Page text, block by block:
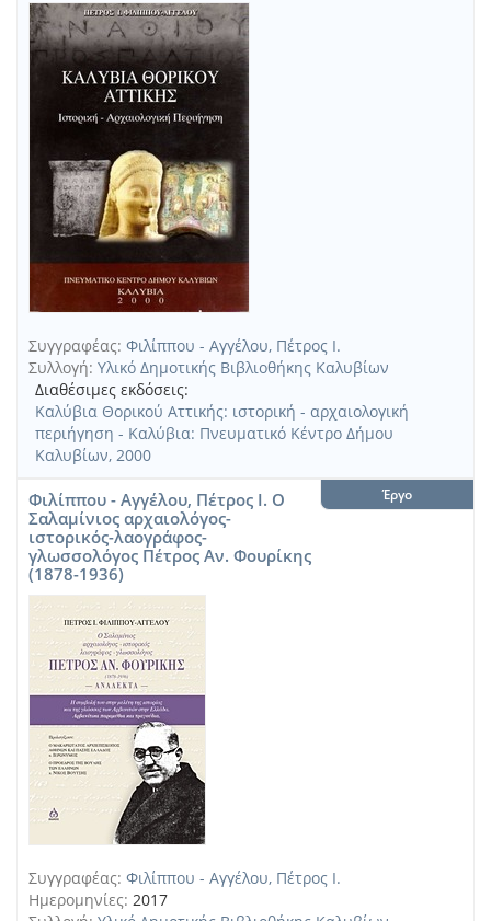
Συγγραφέας: Φιλίππου - Αγγέλου, Πέτρος Ι.
Συλλογή: Υλικό Δημοτικής Βιβλιοθήκης Καλυβίων
Διαθέσιμες εκδόσεις:
Καλύβια Θορικού Αττικής: ιστορική - αρχαιολογική
περιήγηση - Καλύβια: Πνευματικό Κέντρο Δήμου
Καλυβίων, 2000
Φιλίππου - Αγγέλου, Πέτρος Ι. Ο
Σαλαμίνιος αρχαιολόγος-
ιστορικός-λαογράφος-
γλωσσολόγος Πέτρος Αν. Φουρίκης
(1878-1936)
Έργο
Συγγραφέας: Φιλίππου - Αγγέλου, Πέτρος Ι.
Ημερομηνίες: 2017